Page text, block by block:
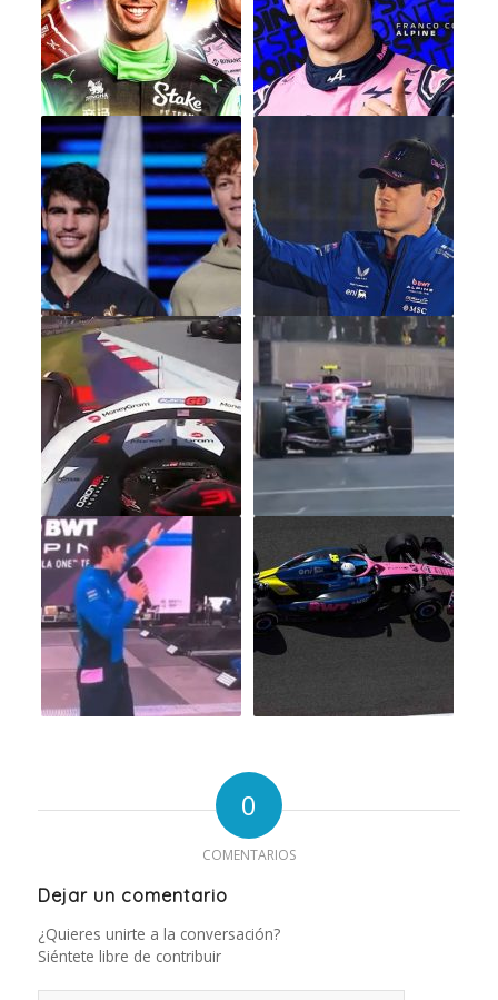
0
COMENTARIOS
Dejar un comentario
¿Quieres unirte a la conversación?
Siéntete libre de contribuir